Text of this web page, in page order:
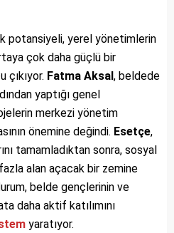
potansiyeli, yerel yönetimlerin
çok daha güçlü bir
çıkıyor. Fatma Aksal , beldede
yaptığı genel
merkezi yönetim
önemine değindi. Esetçe,
tamamladıktan sonra, sosyal
alan açacak bir zemine
belde gençlerinin ve
daha aktif katılımını
yaratıyor.